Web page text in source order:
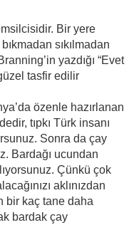
Bir yere
sıkılmadan
yazdığı “Evet
tasfir edilir
özenle hazırlanan
tıpkı Türk insanı
Sonra da çay
Bardağı ucundan
Çünkü çok
aklınızdan
bir kaç tane daha
bardak çay